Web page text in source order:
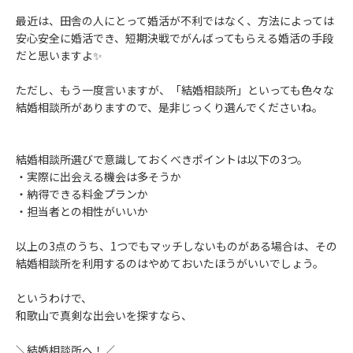
最近は、田舎の人にとって婚活が不利ではなく、方法によっては
安心安全に婚活でき、短期決戦でがんばってもらえる婚活の手段
だと思いますよ✨
ただし、もう一度言いますが、「結婚相談所」といっても色々な
結婚相談所がありますので、是非じっくり選んでくださいね。
結婚相談所選びで意識しておくべきポイントは以下の3つ。
・実際に出会える機会は多そうか
・納得できる料金プランか
・担当者との相性がいいか
以上の3点のうち、1つでもマッチしないものがある場合は、その
結婚相談所を利用するのはやめておいたほうがいいでしょう。
というわけで、
和歌山で真剣な出会いを探すなら、
＼結婚相談所へ！／